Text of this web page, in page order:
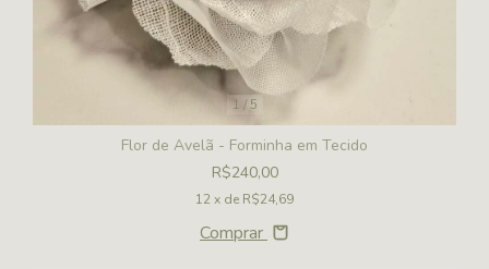
1 /5
Flor de Avelã - Forminha em Tecido
R$240,00
12x de R$24,69
Comprar